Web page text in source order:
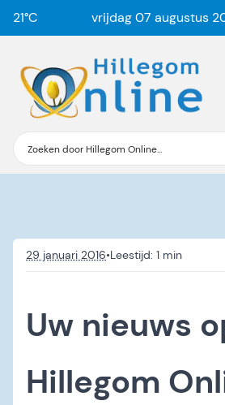
21°C vrijdag 07 augustus
29 januari 2016•
Uw nieuws
Hillegom